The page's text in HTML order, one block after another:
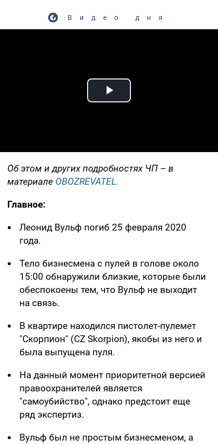
Видео дня
Play Video
Об этом и других подробностях ЧП – в
материале OBOZREVATEL.
Главное:
Леонид Вульф погиб 25 февраля 2020
года.
Тело бизнесмена с пулей в голове около
15:00 обнаружили близкие, которые были
обеспокоены тем, что Вульф не выходит
на связь.
В квартире находился пистолет-пулемет
"Скорпион" (CZ Skorpion), якобы из него и
была выпущена пуля.
На данный момент приоритетной версией
правоохранителей является
"самоубийство", однако предстоит еще
ряд экспертиз.
Вульф был не простым бизнесменом, а